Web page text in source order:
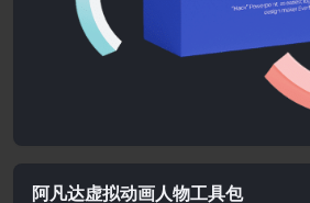
阿凡达虚拟动画人物工具包